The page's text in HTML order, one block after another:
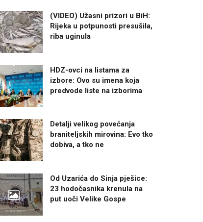
(VIDEO) Užasni prizori u BiH:
Rijeka u potpunosti presušila,
riba uginula
HDZ-ovci na listama za
izbore: Ovo su imena koja
predvode liste na izborima
Detalji velikog povećanja
braniteljskih mirovina: Evo tko
dobiva, a tko ne
Od Uzarića do Sinja pješice:
23 hodočasnika krenula na
put uoči Velike Gospe